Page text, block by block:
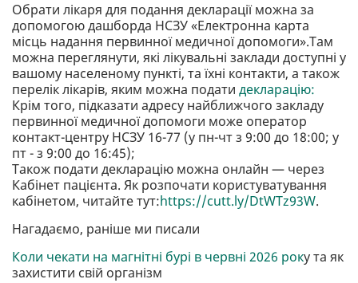
Обрати лікаря для подання декларації можна за
допомогою дашборда НСЗУ «Електронна карта
місць надання первинної медичної допомоги».Там
можна переглянути, які лікувальні заклади доступні у
вашому населеному пункті, та їхні контакти, а також
перелік лікарів, яким можна подати декларацію:
Крім того, підказати адресу найближчого закладу
первинної медичної допомоги може оператор
контакт-центру НСЗУ 16-77 (у пн-чт з 9:00 до 18:00; у
пт - з 9:00 до 16:45);
Також подати декларацію можна онлайн — через
Кабінет пацієнта. Як розпочати користуватування
кабінетом, читайте тут:https://cutt.ly/DtWTz93W.
Нагадаємо, раніше ми писали
Коли чекати на магнітні бурі в червні 2026 року та як
захистити свій організм